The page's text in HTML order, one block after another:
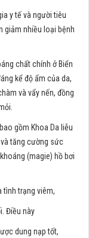
y tế và người tiêu
giảm nhiều loại bệnh
chất chính ở Biển
kể độ ẩm của da,
và vẩy nến, đồng
gồm Khoa Da liễu
tăng cường sức
(magie) hồ bơi
tình trạng viêm,
Điều này
dung nạp tốt,